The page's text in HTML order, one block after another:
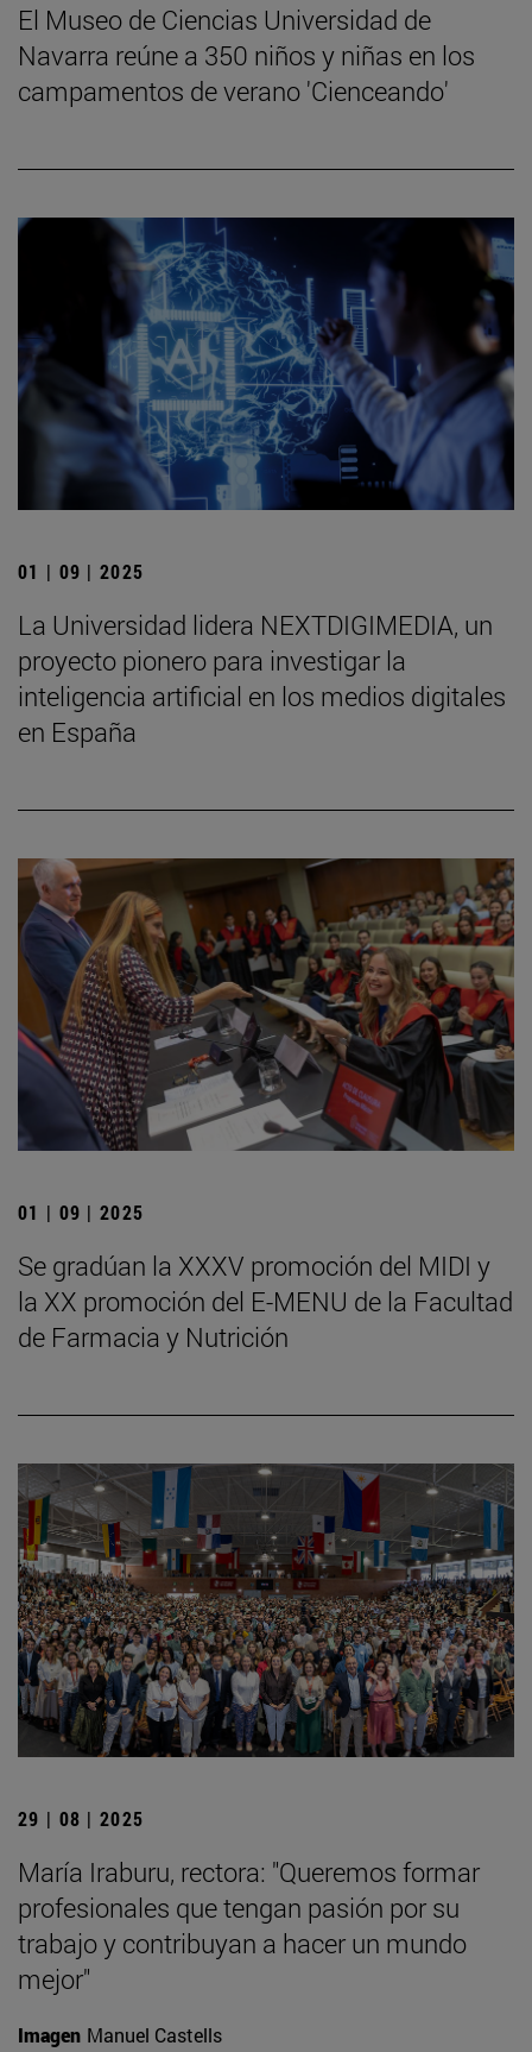
El Museo de Ciencias Universidad de
Navarra reúne a 350 niños y niñas en los
campamentos de verano 'Cienceando'
01 | 09 | 2025
La Universidad lidera NEXTDIGIMEDIA, un
proyecto pionero para investigar la
inteligencia artificial en los medios digitales
en España
01 | 09 | 2025
Se gradúan la XXXV promoción del MIDI y
la XX promoción del E-MENU de la Facultad
de Farmacia y Nutrición
29 | 08 | 2025
María Iraburu, rectora: "Queremos formar
profesionales que tengan pasión por su
trabajo y contribuyan a hacer un mundo
mejor"
Imagen Manuel Castells